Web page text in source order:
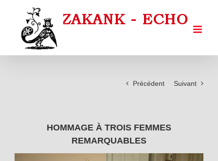
Précédent Suivant
HOMMAGE À TROIS FEMMES
REMARQUABLES